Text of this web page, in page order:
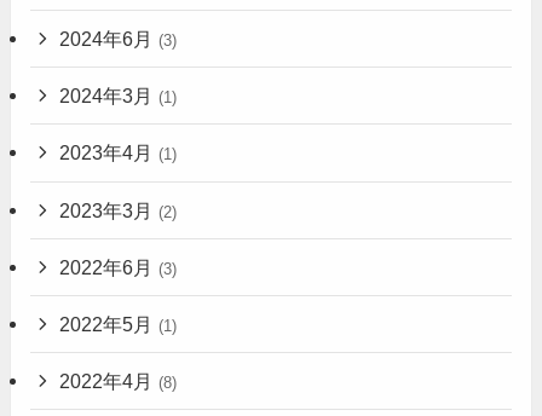
2024年6月 (3)
2024年3月 (1)
2023年4月 (1)
2023年3月 (2)
2022年6月 (3)
2022年5月 (1)
2022年4月 (8)